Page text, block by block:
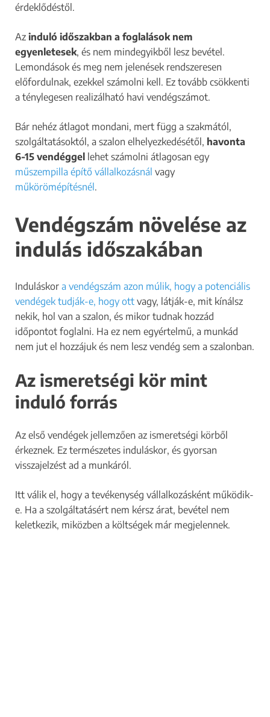
érdeklődéstől.
Az induló időszakban a foglalások nem
egyenletesek, és nem mindegyikből lesz bevétel.
Lemondások és meg nem jelenések rendszeresen
előfordulnak, ezekkel számolni kell. Ez tovább csökkenti
a ténylegesen realizálható havi vendégszámot.
Bár nehéz átlagot mondani, mert függ a szakmától,
szolgáltatásoktól, a szalon elhelyezkedésétől, havonta
6-15 vendéggel lehet számolni átlagosan egy
műszempilla építő vállalkozásnál vagy
műkörömépítésnél.
Vendégszám növelése az
indulás időszakában
Induláskor a vendégszám azon múlik, hogy a potenciális
vendégek tudják-e, hogy ott vagy, látják-e, mit kínálsz
nekik, hol van a szalon, és mikor tudnak hozzád
időpontot foglalni. Ha ez nem egyértelmű, a munkád
nem jut el hozzájuk és nem lesz vendég sem a szalonban.
Az ismeretségi kör mint
induló forrás
Az első vendégek jellemzően az ismeretségi körből
érkeznek. Ez természetes induláskor, és gyorsan
visszajelzést ad a munkáról.
Itt válik el, hogy a tevékenység vállalkozásként működik-
e. Ha a szolgáltatásért nem kérsz árat, bevétel nem
keletkezik, miközben a költségek már megjelennek.